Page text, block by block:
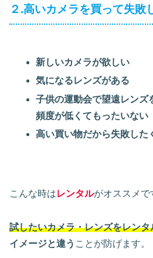
２.高いカメラを買って失敗
新しいカメラが欲しい
気になるレンズがある
子供の運動会で望遠レンズ
頻度が低くてもったいない
高い買い物だから失敗した
こんな時はレンタルがオススメで
試したいカメラ・レンズをレンタ
イメージと違う ことが防げます。